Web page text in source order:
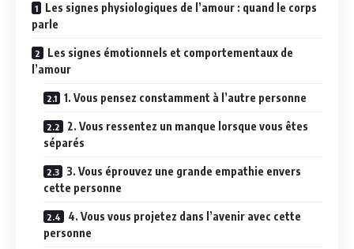
Les signes physiologiques de l’amour : quand le corps
parle
Les signes émotionnels et comportementaux de
l’amour
1. Vous pensez constamment à l’autre personne
2. Vous ressentez un manque lorsque vous êtes
séparés
3. Vous éprouvez une grande empathie envers
cette personne
4. Vous vous projetez dans l’avenir avec cette
personne